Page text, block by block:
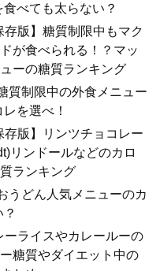
べても太らない？
存版】糖質制限中もマク
ドが食べられる！？マッ
ーの糖質ランキング
質制限中の外食メニュー
を選べ！
存版】リンツチョコレー
リンドールなどのカロ
ランキング
うどん人気メニューのカ
ーライスやカレールーの
糖質やダイエット中の